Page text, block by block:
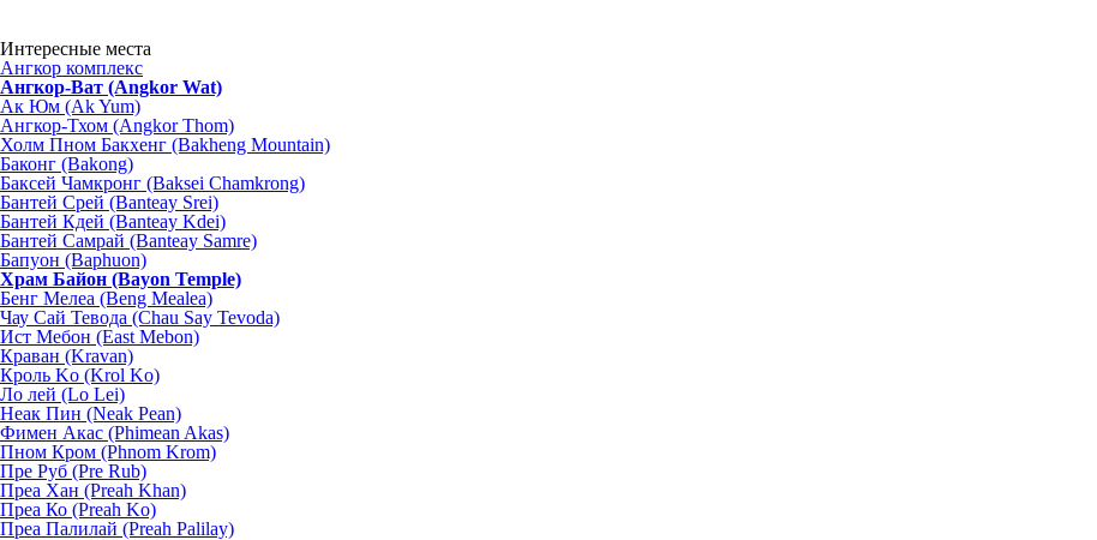
Интересные места
Ангкор комплекс
Ангкор-Ват (Angkor Wat)
Ак Юм (Ak Yum)
Ангкор-Тхом (Angkor Thom)
Холм Пном Бакхенг (Bakheng Mountain)
Баконг (Bakong)
Баксей Чамкронг (Baksei Chamkrong)
Бантей Срей (Banteay Srei)
Бантей Кдей (Banteay Kdei)
Бантей Самрай (Banteay Samre)
Бапуон (Baphuon)
Храм Байон (Bayon Temple)
Бенг Мелеа (Beng Mealea)
Чау Сай Тевода (Chau Say Tevoda)
Ист Мебон (East Mebon)
Краван (Kravan)
Кроль Ko (Krol Ko)
Ло лей (Lo Lei)
Неак Пин (Neak Pean)
Фимен Акас (Phimean Akas)
Пном Кром (Phnom Krom)
Пре Руб (Pre Rub)
Преа Хан (Preah Khan)
Преа Ко (Preah Ko)
Преа Палилай (Preah Palilay)